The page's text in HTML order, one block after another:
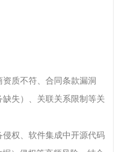
质不符、合同条款漏洞
缺失）、关联关系限制等关
权、软件集成中开源代码